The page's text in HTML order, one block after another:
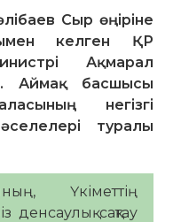
Сыр өңіріне
келген ҚР
Ақмарал
Аймақ басшысы
негізгі
туралы
Үкіметтің
денсаулық сақтау